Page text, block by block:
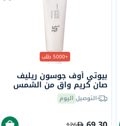
+5000 طلب
بيوتي أوف جوسون ريليف
صان كريم واقٍ من الشمس
عضوي بلأرز والبروبيوتيك
التوصيل اليوم